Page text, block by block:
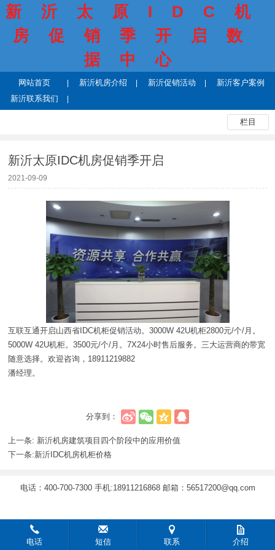
新沂太原IDC机
房促销季开启数
据中心
网站首页 新沂机房介绍 新沂促销活动
新沂客户案例
新沂联系我们
栏目
新沂太原IDC机房促销季开启
2021-09-09
互联互通开启山西省IDC机柜促销活动。3000W 42U机柜2800元/个/月。
5000W 42U机柜。3500元/个/月。7X24小时售后服务。三大运营商的带宽
随意选择。欢迎咨询，18911219882
潘经理。
分享到：
上一条: 新沂机房建筑项目四个阶段中的应用价值
下一条:新沂IDC机房机柜价格
电话：400-700-7300 手机:18911216868 邮箱：56517200@qq.com
电话 短信 联系 介绍